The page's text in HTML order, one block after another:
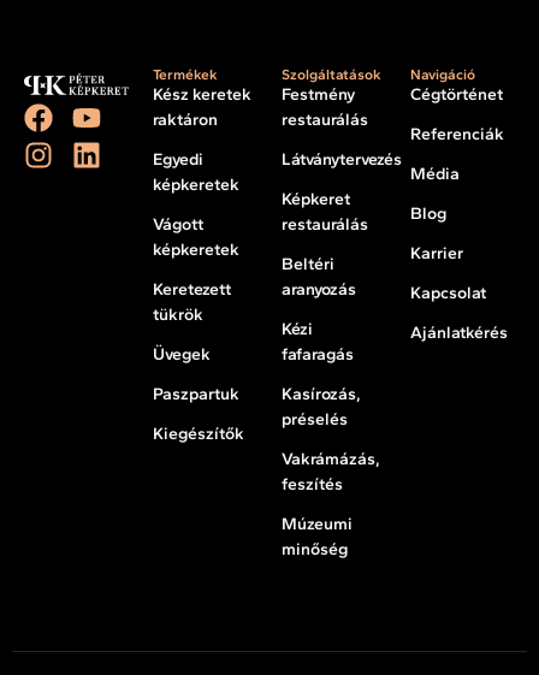
Termékek
Kész keretek
raktáron
Egyedi
képkeretek
Vágott
képkeretek
Keretezett
tükrök
Üvegek
Paszpartuk
Kiegészítők
Szolgáltatások
Festmény
restaurálás
Látványtervezés
Képkeret
restaurálás
Beltéri
aranyozás
Kézi
fafaragás
Kasírozás,
préselés
Vakrámázás,
feszítés
Múzeumi
minőség
Navigáció
Cégtörténet
Referenciák
Média
Blog
Karrier
Kapcsolat
Ajánlatkérés